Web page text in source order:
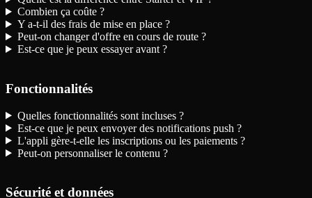
Combien ça coûte ?
Y a-t-il des frais de mise en place ?
Peut-on changer d'offre en cours de route ?
Est-ce que je peux essayer avant ?
Fonctionnalités
Quelles fonctionnalités sont incluses ?
Est-ce que je peux envoyer des notifications push ?
L'appli gère-t-elle les inscriptions ou les paiements ?
Peut-on personnaliser le contenu ?
Sécurité et données